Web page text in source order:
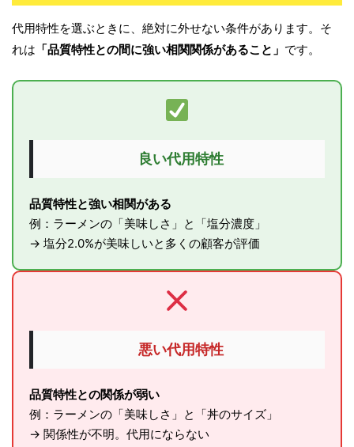
代用特性を選ぶときに、絶対に外せない条件があります。そ
れは 「品質特性との間に強い相関関係があること」 です。
良い代用特性
品質特性と強い相関がある
例：ラーメンの「美味しさ」と「塩分濃度」
→ 塩分2.0%が美味しいと多くの顧客が評価
悪い代用特性
品質特性との関係が弱い
例：ラーメンの「美味しさ」と「丼のサイズ」
→ 関係性が不明。代用にならない